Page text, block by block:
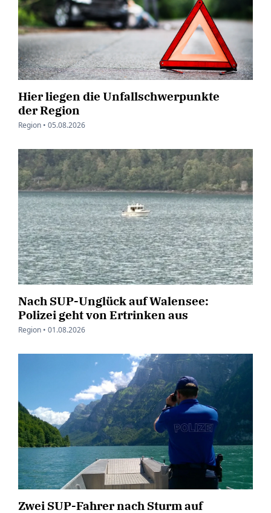
Hier liegen die Unfallschwerpunkte
der Region
Region • 05.08.2026
Nach SUP-Unglück auf Walensee:
Polizei geht von Ertrinken aus
Region • 01.08.2026
Zwei SUP-Fahrer nach Sturm auf